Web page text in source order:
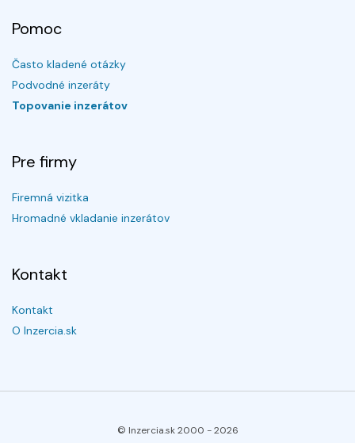
Pomoc
Často kladené otázky
Podvodné inzeráty
Topovanie inzerátov
Pre firmy
Firemná vizitka
Hromadné vkladanie inzerátov
Kontakt
Kontakt
O Inzercia.sk
© Inzercia.sk 2000 -2026